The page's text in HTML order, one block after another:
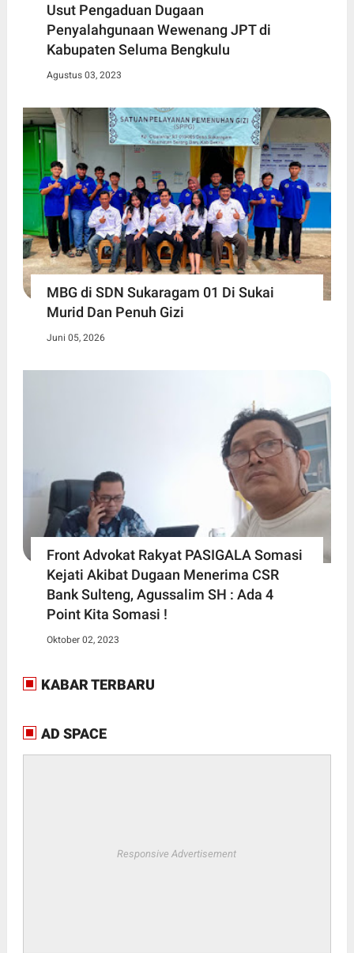
Usut Pengaduan Dugaan
Penyalahgunaan Wewenang JPT di
Kabupaten Seluma Bengkulu
Agustus 03, 2023
MBG di SDN Sukaragam 01 Di Sukai
Murid Dan Penuh Gizi
Juni 05, 2026
Front Advokat Rakyat PASIGALA Somasi
Kejati Akibat Dugaan Menerima CSR
Bank Sulteng, Agussalim SH : Ada 4
Point Kita Somasi !
Oktober 02, 2023
KABAR TERBARU
AD SPACE
Responsive Advertisement